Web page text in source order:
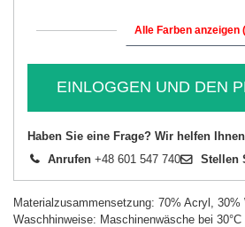
Alle Farben anzeigen
EINLOGGEN UND DEN
Haben Sie eine Frage? Wir helfen
Anrufen +48 601 547 740 Stellen
Materialzusammensetzung: 70% Acryl, 30%
Waschhinweise: Maschinenwäsche bei 30°C